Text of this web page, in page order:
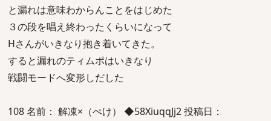
と漏れは意味わからんことをはじめた
３の段を唱え終わったくらいになって
Hさんがいきなり抱き着いてきた。
すると漏れのティムポはいきなり
戦闘モードへ変形しだした
108 名前： 解凍×（ぺけ） ◆58XiuqqJj2 投稿日：